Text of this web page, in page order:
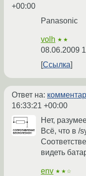
+00:00
Panasonic
volh ★★
08.06.2009
Ссылка
Ответ на:
16:33:21 +00:00
Нет,
Всё, что в /
видеть
env ★★☆